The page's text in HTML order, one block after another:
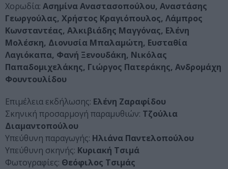
Χορωδία: Ασημίνα Αναστασοπούλου, Αναστάσης
Γεωργούλας, Χρήστος Κραγιόπουλος, Λάμπρος
Κωνσταντέας, Αλκιβιάδης Μαγγόνας, Ελένη
Μολέσκη, Διονυσία Μπαλαμώτη, Ευσταθία
Λαγιόκαπα, Φανή Ξενουδάκη, Νικόλας
Παπαδομιχελάκης, Γιώργος Πατεράκης, Ανδρομάχη
Φουντουλίδου
Επιμέλεια εκδήλωσης: Ελένη Ζαραφίδου
Σκηνική προσαρμογή παραμυθιών: Τζούλια
Διαμαντοπούλου
Υπεύθυνη παραγωγής: Ηλιάνα Παντελοπούλου
Υπεύθυνη σκηνής: Κυριακή Τσιμά
Φωτογραφίες: Θεόφιλος Τσιμάς